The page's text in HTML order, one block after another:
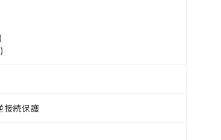
接続保護
ただき、同意のうえご利用ください。
指令（10物質）の非含有に対応した製品が提供可能
令（10物質）の非含有に対応した製品に切り替える
指令（10物質）の非含有に非対応の商品で、対応
表
有率が中国RoHSの基準値以下であることを示しま
含有率が中国RoHSの基準値を超えていることを示し